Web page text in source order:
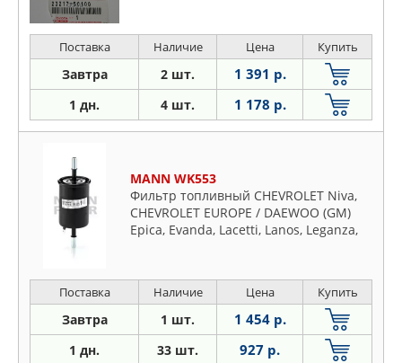
Поставка Наличие Цена Купить
Завтра 2 шт. 1 391 р.
1 дн. 4 шт. 1 178 р.
MANN WK553
Фильтр топливный CHEVROLET Niva,
CHEVROLET EUROPE / DAEWOO (GM)
Epica, Evanda, Lacetti, Lanos, Leganza,
Поставка Наличие Цена Купить
Завтра 1 шт. 1 454 р.
1 дн. 33 шт. 927 р.